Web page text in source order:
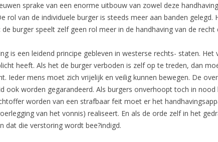
sprake van een enorme uitbouw van zowel deze
rol van de individuele burger is steeds meer aan banden gelegd.
de burger speelt zelf geen rol meer in de handhaving van de recht
is een leidend principe gebleven in westerse rechts- staten.
heeft. Als het de burger verboden is zelf op te treden, dan
Ieder mens moet zich vrijelijk en veilig kunnen bewegen. De
ook worden gegarandeerd. Als burgers onverhoopt toch in
worden van een strafbaar feit moet er het
van het vonnis) realiseert. En als de orde zelf in het
dat die verstoring wordt bee?indigd.